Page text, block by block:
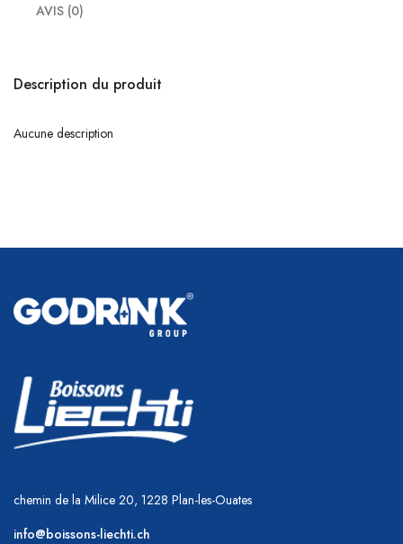
AVIS (0)
Description du produit
Aucune description
chemin de la Milice 20, 1228 Plan-les-Ouates
info@boissons-liechti.ch